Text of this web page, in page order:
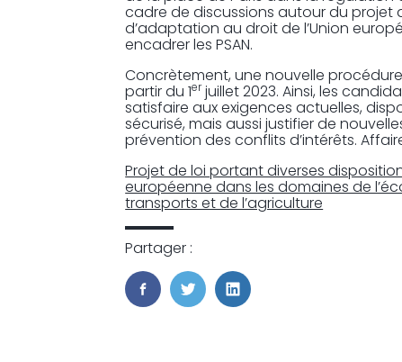
cadre de discussions autour du projet
d’adaptation au droit de l’Union
encadrer les PSAN.
Concrètement, une nouvelle
partir du 1erjuillet 2023. Ainsi, les
satisfaire aux exigences actuelles,
sécurisé, mais aussi justifier de
prévention des conflits d’intérêts.
Projet de loi portant diverses
européenne dans les domaines de
transports et de l’agriculture
Partager :
FaceBook
TwitterLinkedIn